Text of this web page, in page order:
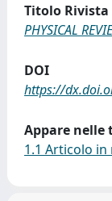
Titolo Rivista
PHYSICAL
DOI
https://
Appare nelle
1.1 Articolo in